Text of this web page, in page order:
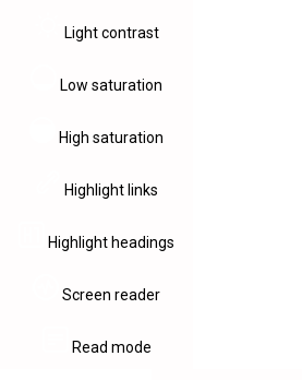
Light contrast
Low saturation
High saturation
Highlight links
Highlight headings
Screen reader
Read mode